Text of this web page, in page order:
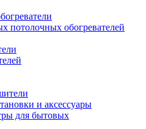
потолочных обогревателей
и аксессуары
для бытовых